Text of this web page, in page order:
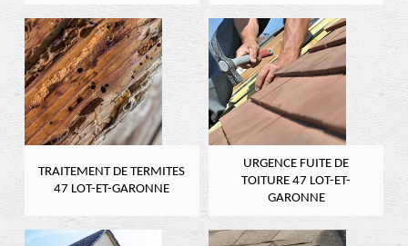
TRAITEMENT DE TERMITES
47 LOT-ET-GARONNE
URGENCE FUITE DE
TOITURE 47 LOT-ET-
GARONNE